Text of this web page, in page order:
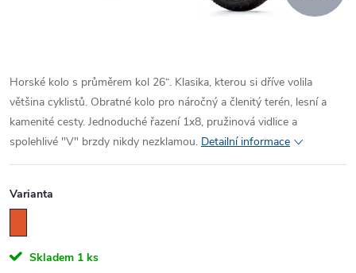
Horské kolo s průměrem kol 26“. Klasika, kterou si dříve volila
většina cyklistů. Obratné kolo pro náročný a členitý terén, lesní a
kamenité cesty. Jednoduché řazení 1x8, pružinová vidlice a
spolehlivé "V" brzdy nikdy nezklamou. Detailní informace
Varianta
Skladem 1 ks